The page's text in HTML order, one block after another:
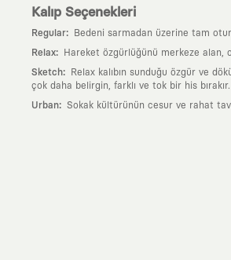
Kalıp Seçenekleri
Regular: Bedeni sarmadan üzerine tam
Relax: Hareket özgürlüğünü merkeze alan,
Sketch:
Relax kalıbın sunduğu özgür ve
çok daha belirgin, farklı ve tok bir his bırakır.
Urban: Sokak kültürünün cesur ve rahat